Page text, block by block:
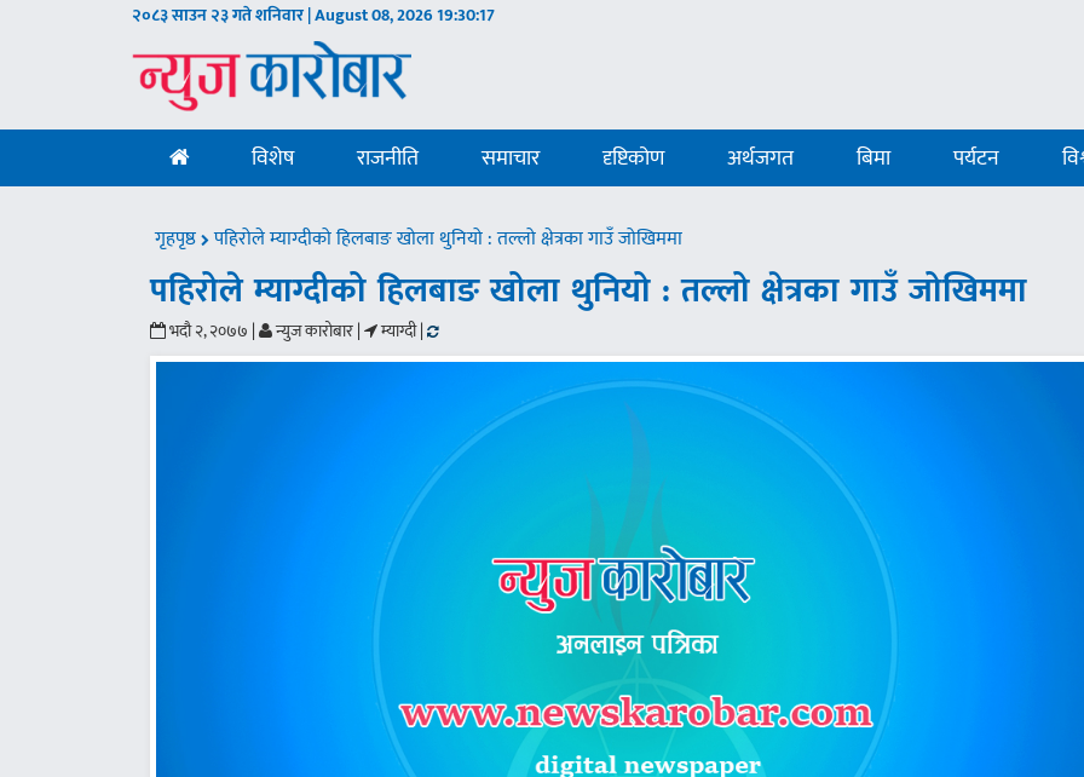
२०८३ साउन २३ गते शनिवार | August 08, 202619:30:18
विशेष राजनीति समाचार दृष्टिकोण अर्थजगत बिमा पर्यटन
गृहपृष्ठ पहिरोले म्याग्दीको हिलबाङ खोला थुनियो : तल्लो क्षेत्रका गाउँ जोखिममा
पहिरोले म्याग्दीको हिलबाङ खोला थुनियो : तल्लो क्षेत्रका गाउँ जोखिममा
भदौ २, २०७७ | न्युज कारोबार | म्याग्दी |